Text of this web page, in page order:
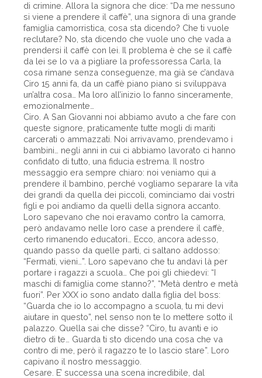
di crimine. Allora la signora che dice: “Da me nessuno
si viene a prendere il caffè”, una signora di una grande
famiglia camorristica, cosa sta dicendo? Che ti vuole
reclutare? No, sta dicendo che vuole uno che vada a
prendersi il caffè con lei. Il problema è che se il caffè
da lei se lo va a pigliare la professoressa Carla, la
cosa rimane senza conseguenze, ma già se c’andava
Ciro 15 anni fa, da un caffè piano piano si sviluppava
un’altra cosa… Ma loro all’inizio lo fanno sinceramente,
emozionalmente…
Ciro. A San Giovanni noi abbiamo avuto a che fare con
queste signore, praticamente tutte mogli di mariti
carcerati o ammazzati. Noi arrivavamo, prendevamo i
bambini… negli anni in cui ci abbiamo lavorato ci hanno
confidato di tutto, una fiducia estrema. Il nostro
messaggio era sempre chiaro: noi veniamo qui a
prendere il bambino, perché vogliamo separare la vita
dei grandi da quella dei piccoli, cominciamo dai vostri
figli e poi andiamo da quelli della signora accanto.
Loro sapevano che noi eravamo contro la camorra,
però andavamo nelle loro case a prendere il caffè,
certo rimanendo educatori… Ecco, ancora adesso,
quando passo da quelle parti, ci saltano addosso:
“Fermati, vieni…”. Loro sapevano che tu andavi là per
portare i ragazzi a scuola… Che poi gli chiedevi: “I
maschi di famiglia come stanno?”, “Metà dentro e metà
fuori”. Per XXX io sono andato dalla figlia del boss:
“Guarda che io lo accompagno a scuola, tu mi devi
aiutare in questo”, nel senso non te lo mettere sotto il
palazzo. Quella sai che disse? “Ciro, tu avanti e io
dietro di te… Guarda ti sto dicendo una cosa che va
contro di me, però il ragazzo te lo lascio stare”. Loro
capivano il nostro messaggio.
Cesare. E’ successa una scena incredibile, dal